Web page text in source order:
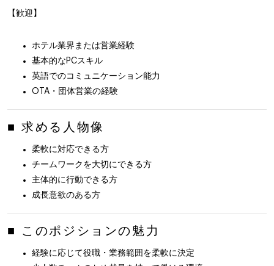
【歓迎】
ホテル業界または営業経験
基本的なPCスキル
英語でのコミュニケーション能力
OTA・団体営業の経験
■ 求める人物像
柔軟に対応できる方
チームワークを大切にできる方
主体的に行動できる方
成長意欲のある方
■ このポジションの魅力
経験に応じて役職・業務範囲を柔軟に決定